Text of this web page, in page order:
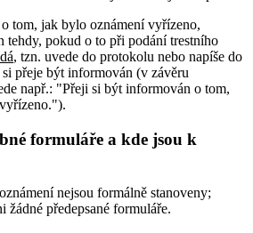
tom, jak bylo oznámení vyřízeno,
tehdy, pokud o to při podání trestního
, tzn. uvede do protokolu nebo napíše do
přeje být informován (v závěru
např.: "Přeji si být informován o tom,
formuláře a kde jsou k
nejsou formálně stanoveny;
žádné předepsané formuláře.